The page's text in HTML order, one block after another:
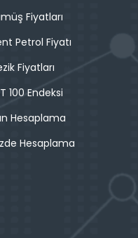
Fiyatları
Petrol Fiyatı
Fiyatları
100 Endeksi
Hesaplama
Hesaplama